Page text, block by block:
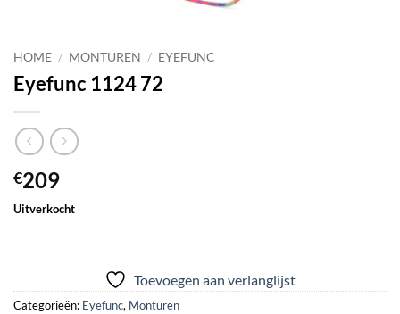
HOME / MONTUREN / EYEFUNC
Eyefunc 1124 72
€209
Uitverkocht
Toevoegen aan verlanglijst
Categorieën: Eyefunc, Monturen